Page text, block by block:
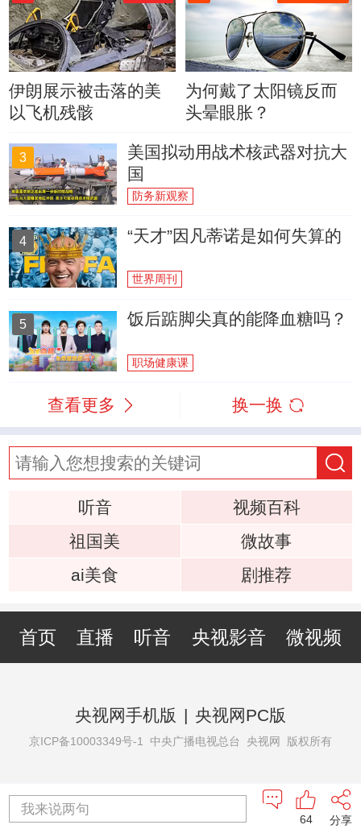
伊朗展示被击落的美
以飞机残骸
为何戴了太阳镜反而
头晕眼胀？
3
美国拟动用战术核武器对抗大
国
防务新观察
4 “天才”因凡蒂诺是如何失算的
世界周刊
5 饭后踮脚尖真的能降血糖吗？
职场健康课
查看更多 换一换
听音
视频百科
祖国美
微故事
ai美食
剧推荐
首页 直播 听音 央视影音 微视频
央视网手机版 | 央视网PC版
京ICP备10003349号-1 中央广播电视总台 央视网 版权所有
我来说两句
分享
64